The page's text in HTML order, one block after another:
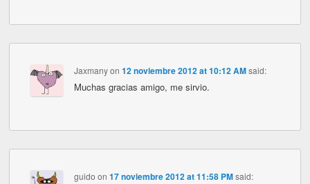
Jaxmanyon 12 noviembre 2012 at 10:12 AM said:
Muchas gracias amigo, me sirvio.
guido on 17 noviembre 2012 at 11:58 PM said: